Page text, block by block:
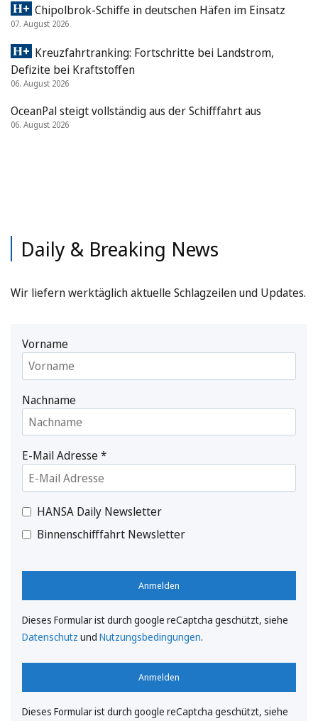
Chipolbrok-Schiffe in deutschen Häfen im Einsatz
07. August 2026
Kreuzfahrtranking: Fortschritte bei Landstrom,
Defizite bei Kraftstoffen
06. August 2026
OceanPal steigt vollständig aus der Schifffahrt aus
06. August 2026
Daily & Breaking News
Wir liefern werktäglich aktuelle Schlagzeilen und Updates.
Vorname
Nachname
E-Mail Adresse*
HANSA Daily Newsletter
Binnenschifffahrt Newsletter
Anmelden
Dieses Formular ist durch google reCaptcha geschützt, siehe
Datenschutz und Nutzungsbedingungen.
Anmelden
Dieses Formular ist durch google reCaptcha geschützt, siehe